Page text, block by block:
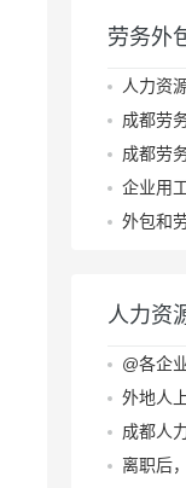
劳务外
人力资
成都劳
成都劳
企业用
外包和
人力资
@各企业
外地人
成都人
离职后